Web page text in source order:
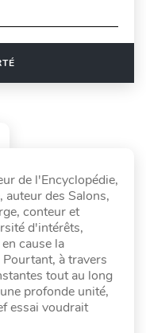
de l'Encyclopédie,
auteur des Salons,
conteur et
d'intérêts,
cause la
à travers
tout au long
profonde unité,
essai voudrait